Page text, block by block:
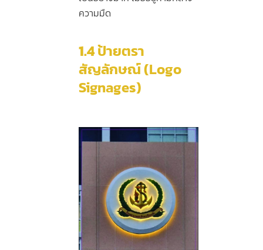
ความมืด
1.4ป้ายตรา
สัญลักษณ์ (Logo
Signages)